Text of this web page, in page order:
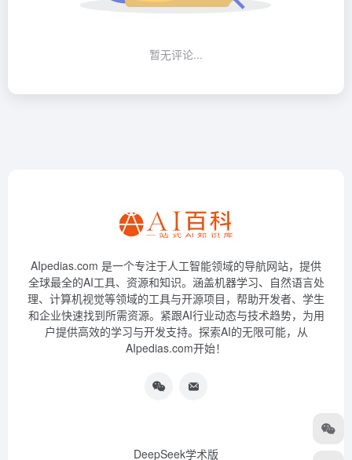
暂无评论...
AIpedias.com 是一个专注于人工智能领域的导航网站，提供
全球最全的AI工具、资源和知识。涵盖机器学习、自然语言处
理、计算机视觉等领域的工具与开源项目，帮助开发者、学生
和企业快速找到所需资源。紧跟AI行业动态与技术趋势，为用
户提供高效的学习与开发支持。探索AI的无限可能，从
AIpedias.com开始！
DeepSeek学术版